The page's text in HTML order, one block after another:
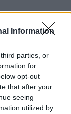
Information
parties, or
for
opt-out
that after your
seeing
utilized by